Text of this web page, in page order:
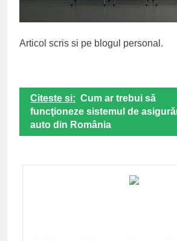
Articol scris si pe blogul personal .
Citeste si: Cum ar trebui să
funcţioneze sistemul de
auto din România